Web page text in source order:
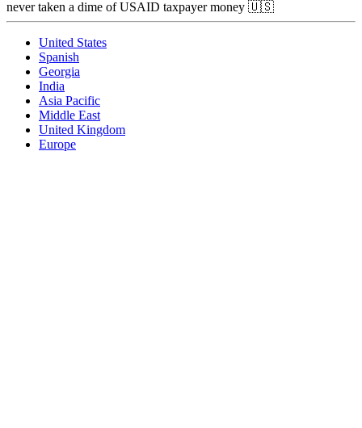
never taken a dime of USAID taxpayer money 🇺🇸
United States
Spanish
Georgia
India
Asia Pacific
Middle East
United Kingdom
Europe